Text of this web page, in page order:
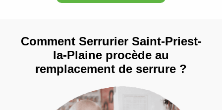
Comment Serrurier Saint-Priest-
la-Plaine procède au
remplacement de serrure ?